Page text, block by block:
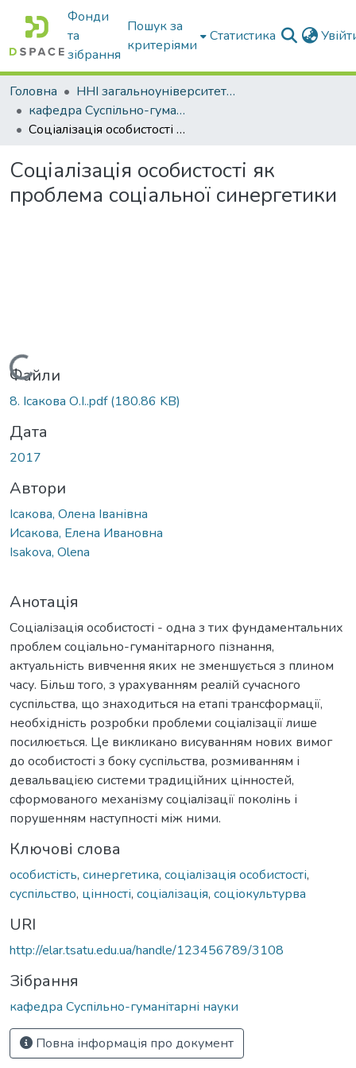
Фонди
та
зібрання
Пошук за
критеріями
Статистика
Головна
ННІ загальноуніверситетської підготовки
кафедра Суспільно-гуманітарні науки
Соціалізація особистості як проблема соціальної синергетики
Соціалізація особистості як
проблема соціальної синергетики
Вантажиться...
Файли
8. Ісакова О.І..pdf(180.86 KB)
Дата
2017
Автори
Ісакова, Олена Іванівна
Исакова, Елена Ивановна
Isakova, Olena
Анотація
Соціалізація особистості - одна з тих фундаментальних
проблем соціально-гуманітарного пізнання,
актуальність вивчення яких не зменшується з плином
часу. Більш того, з урахуванням реалій сучасного
суспільства, що знаходиться на етапі трансформації,
необхідність розробки проблеми соціалізації лише
посилюється. Це викликано висуванням нових вимог
до особистості з боку суспільства, розмиванням і
девальвацією системи традиційних цінностей,
сформованого механізму соціалізації поколінь і
порушенням наступності між ними.
Ключові слова
особистість, синергетика, соціалізація особистості,
суспільство, цінності, соціалізація, соціокультурва
URI
http://elar.tsatu.edu.ua/handle/123456789/3108
Зібрання
кафедра Суспільно-гуманітарні науки
Повна інформація про документ